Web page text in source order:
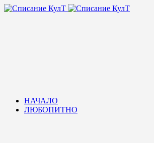
НАЧАЛО
ЛЮБОПИТНО